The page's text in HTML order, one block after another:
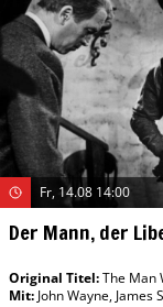
Fr, 14.08 14:00
Der Mann, der
Original Titel:The Man
Mit: John Wayne, James